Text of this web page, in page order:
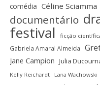
comédia Céline Sciamma
documentário
festival ficção
Gabriela Amaral Almeida
Jane Campion Julia
Kelly Reichardt Lana Wachowski